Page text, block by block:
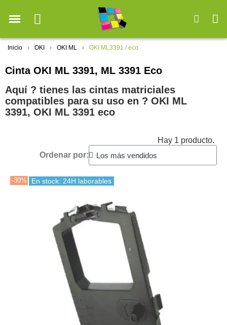
Inicio OKI OKI ML OKI ML3391 / eco
Cinta OKI ML 3391, ML 3391 Eco
Aquí ? tienes las cintas matriciales
compatibles para su uso en ?️ OKI ML
3391, OKI ML 3391 eco
Hay 1 producto.
Ordenar por:
-30% En stock: 24H laborables